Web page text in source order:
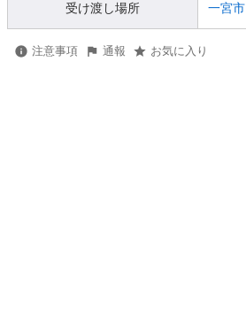
受け渡し場所 一宮市
注意事項 通報 お気に入り